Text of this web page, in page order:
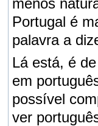
menos
Portugal é
palavra a
Lá está, é
em
possível
ver